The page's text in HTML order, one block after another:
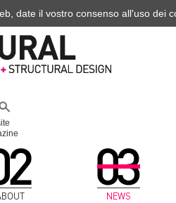
NEWS
date il vostro consenso all'uso